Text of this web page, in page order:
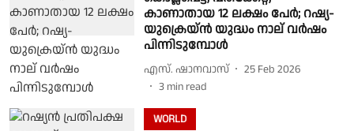
കാണാതായ 12 ലക്ഷം പേര്‍; റഷ്യ-
യുക്രെയ്ന്‍ യുദ്ധം നാല് വര്‍ഷം
പിന്നിടുമ്പോള്‍
എസ്. ഷാനവാസ്
25 Feb 2026
3 min read
WORLD